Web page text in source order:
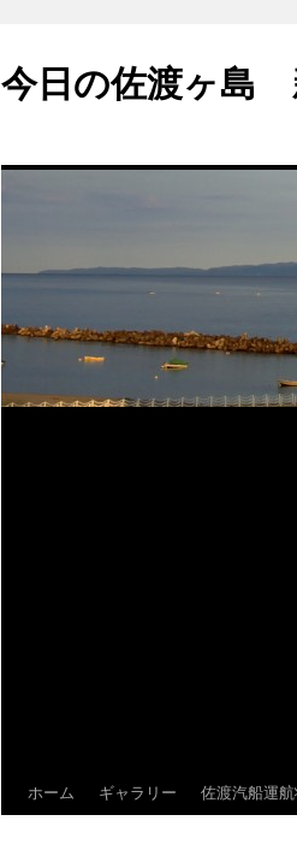
テ
ス
今日の佐渡ヶ島
ホーム ギャラリー 佐渡汽船運